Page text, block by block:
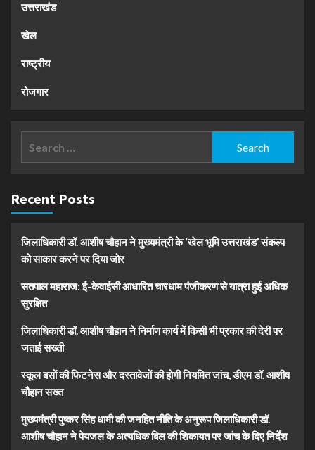
उत्तराखंड
खेल
राष्ट्रीय
रोजगार
Recent Posts
जिलाधिकारी डॉ. आशीष चौहान ने मुख्यमंत्री के ‘खेल भूमि उत्तराखंड’ संकल्प
को साकार करने पर दिया जोर
सतपाल महाराज: ई-केवाईसी आधारित चारधाम पंजीकरण से यात्रा हुई अधिक
सुरक्षित
जिलाधिकारी डॉ. आशीष चौहान ने निर्माण कार्य में किसी भी प्रकार की देरी पर
जताई सख्ती
स्कूल बसों की फिटनेस और दस्तावेजों की होगी नियमित जांच, डीएम डॉ. आशीष
चौहान सख्त
मुख्यमंत्री पुष्कर सिंह धामी की जनहित नीति के अनुरूप जिलाधिकारी डॉ.
आशीष चौहान ने पेयजल के अत्यधिक बिल की शिकायत पर जांच के दिए निर्देश